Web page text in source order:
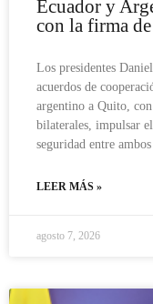
Ecuador y
con la firma
Los presidentes
acuerdos de
argentino a Quito,
bilaterales, impulsar
seguridad entre ambos
LEER MÁS »
agosto 7, 2026